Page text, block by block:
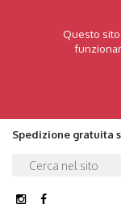
Questo
Spedizione gratuita